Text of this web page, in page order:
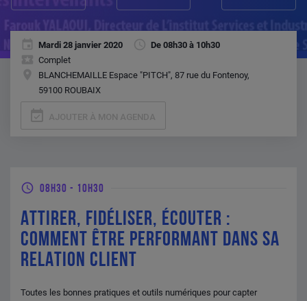
Mardi 28 janvier 2020
De 08h30 à 10h30
Complet
BLANCHEMAILLE Espace "PITCH", 87 rue du Fontenoy,
59100 ROUBAIX
08H30 - 10H30
ATTIRER, FIDÉLISER, ÉCOUTER :
COMMENT ÊTRE PERFORMANT DANS SA
RELATION CLIENT
Toutes les bonnes pratiques et outils numériques pour capter